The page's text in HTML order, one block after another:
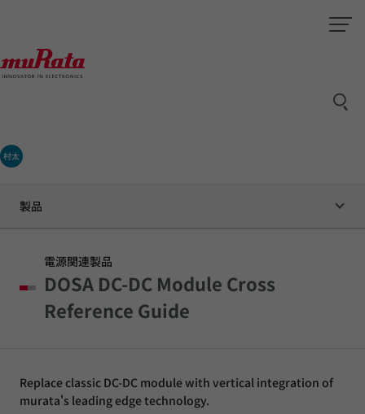
村太
製品
電源関連製品
DOSA DC-DC Module Cross
Reference Guide
Replace classic DC-DC module with vertical integration of
murata's leading edge technology.